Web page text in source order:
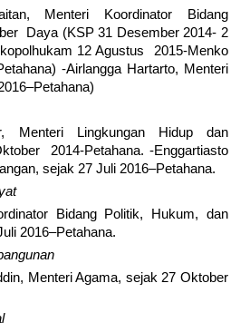
Menteri Koordinator Bidang
Daya (KSP 31 Desember 2014- 2
12 Agustus 2015-Menko
-Airlangga Hartarto, Menteri
Menteri Lingkungan Hidup dan
2014-Petahana. -Enggartiasto
sejak 27 Juli 2016–Petahana.
Bidang Politik, Hukum, dan
2016–Petahana.
Menteri Agama, sejak 27 Oktober